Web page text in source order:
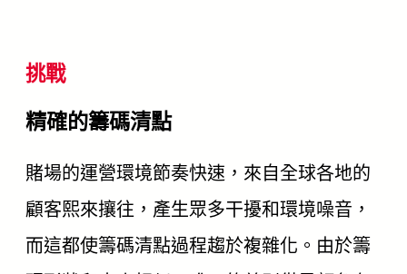
挑戰
精確的籌碼清點
賭場的運營環境節奏快速，來自全球各地的
顧客熙來攘往，產生眾多干擾和環境噪音，
而這都使籌碼清點過程趨於複雜化。由於籌